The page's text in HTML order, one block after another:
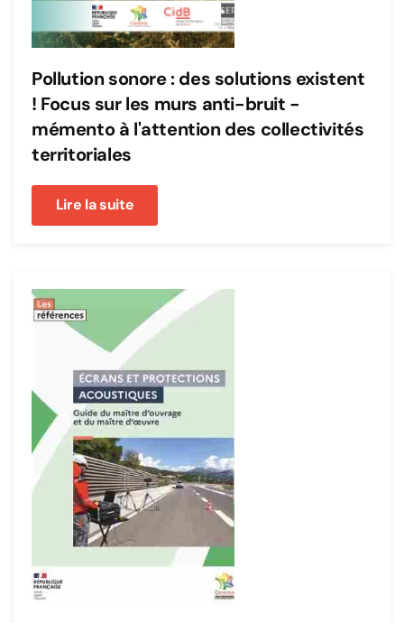
Pollution sonore : des solutions existent
! Focus sur les murs anti-bruit -
mémento à l'attention des collectivités
territoriales
Lire la suite